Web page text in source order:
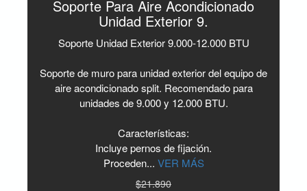
Soporte Para Aire Acondicionado
Unidad Exterior 9.
Soporte Unidad Exterior 9.000-12.000 BTU
Soporte de muro para unidad exterior del equipo de
aire acondicionado split. Recomendado para
unidades de 9.000 y 12.000 BTU.
Características:
Incluye pernos de fijación.
Proceden... VER MÁS
$21.890